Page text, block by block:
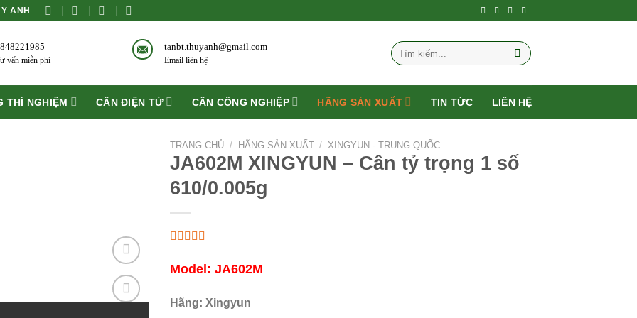
ANH
vấn miễn phí
tanbt.thuyanh@gmail.com
Email liên hệ
Tìm
kiếm:
THÍ NGHIỆM CÂN ĐIỆN TỬ CÂN CÔNG NGHIỆP HÃNG SẢN XUẤT TIN TỨC LIÊN HỆ
TRANG CHỦ / HÃNG SẢN XUẤT / XINGYUN - TRUNG QUỐC
JA602M XINGYUN – Cân tỷ trọng 1 số
610/0.005g
Model: JA602M
Hãng: Xingyun